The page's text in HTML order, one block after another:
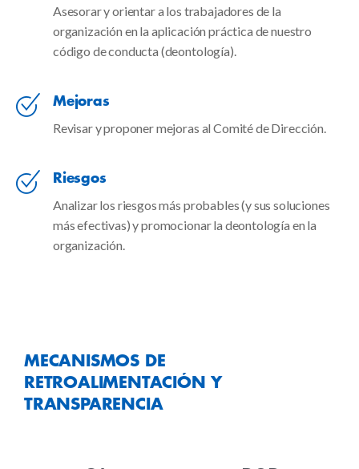
Asesorar y orientar a los trabajadores de la
organización en la aplicación práctica de nuestro
código de conducta (deontología).
Mejoras
Revisar y proponer mejoras al Comité de Dirección.
Riesgos
Analizar los riesgos más probables (y sus soluciones
más efectivas) y promocionar la deontología en la
organización.
MECANISMOS DE
RETROALIMENTACIÓN Y
TRANSPARENCIA